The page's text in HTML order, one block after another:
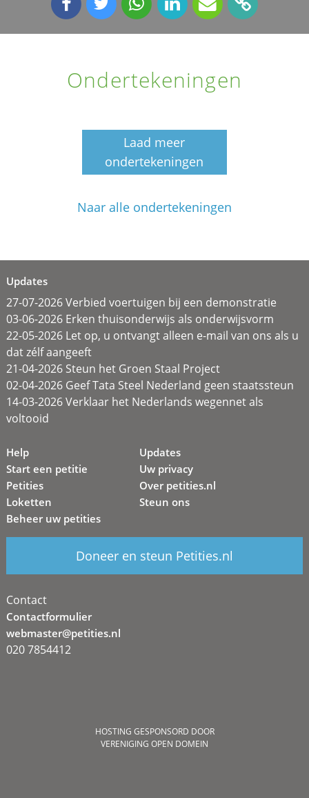
Ondertekeningen
Laad meer
ondertekeningen
Naar alle ondertekeningen
Updates
27-07-2026 Verbied voertuigen bij een demonstratie
03-06-2026 Erken thuisonderwijs als onderwijsvorm
22-05-2026 Let op, u ontvangt alleen e-mail van ons als u
dat zélf aangeeft
21-04-2026 Steun het Groen Staal Project
02-04-2026 Geef Tata Steel Nederland geen staatssteun
14-03-2026 Verklaar het Nederlands wegennet als
voltooid
Help
Start een petitie
Petities
Loketten
Beheer uw petities
Updates
Uw privacy
Over petities.nl
Steun ons
Doneer en steun Petities.nl
Contact
Contactformulier
webmaster@petities.nl
020 7854412
HOSTING GESPONSORD DOOR
VERENIGING OPEN DOMEIN